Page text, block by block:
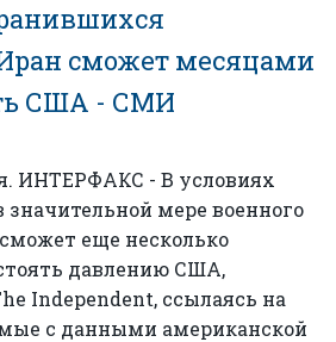
сможет месяцами
США - СМИ
ИНТЕРФАКС - В условиях
значительной мере военного
еще несколько
давлению США,
Independent, ссылаясь на
с данными американской